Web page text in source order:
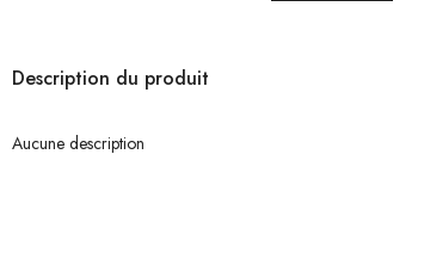
Description du produit
Aucune description